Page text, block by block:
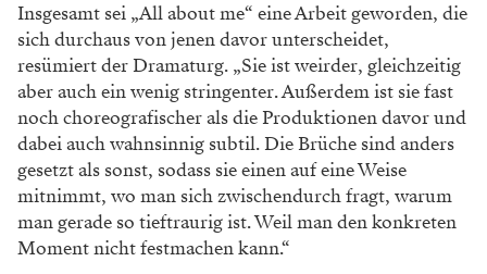
Insgesamt sei „All about me“ eine Arbeit geworden, die
sich durchaus von jenen davor unterscheidet,
resümiert der Dramaturg. „Sie ist weirder, gleichzeitig
aber auch ein wenig stringenter. Außerdem ist sie fast
noch choreografischer als die Produktionen davor und
dabei auch wahnsinnig subtil. Die Brüche sind anders
gesetzt als sonst, sodass sie einen auf eine Weise
mitnimmt, wo man sich zwischendurch fragt, warum
man gerade so tieftraurig ist. Weil man den konkreten
Moment nicht festmachen kann.“